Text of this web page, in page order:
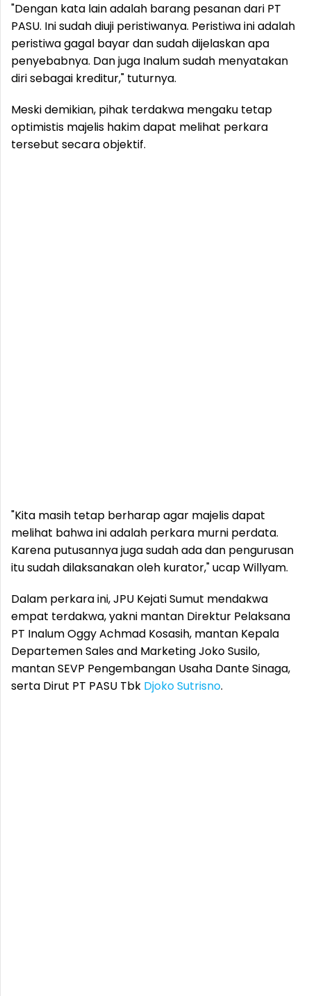
"Dengan kata lain adalah barang pesanan dari PT
PASU. Ini sudah diuji peristiwanya. Peristiwa ini adalah
peristiwa gagal bayar dan sudah dijelaskan apa
penyebabnya. Dan juga Inalum sudah menyatakan
diri sebagai kreditur," tuturnya.
Meski demikian, pihak terdakwa mengaku tetap
optimistis majelis hakim dapat melihat perkara
tersebut secara objektif.
"Kita masih tetap berharap agar majelis dapat
melihat bahwa ini adalah perkara murni perdata.
Karena putusannya juga sudah ada dan pengurusan
itu sudah dilaksanakan oleh kurator," ucap Willyam.
Dalam perkara ini, JPU Kejati Sumut mendakwa
empat terdakwa, yakni mantan Direktur Pelaksana
PT Inalum Oggy Achmad Kosasih, mantan Kepala
Departemen Sales and Marketing Joko Susilo,
mantan SEVP Pengembangan Usaha Dante Sinaga,
serta Dirut PT PASU Tbk Djoko Sutrisno.